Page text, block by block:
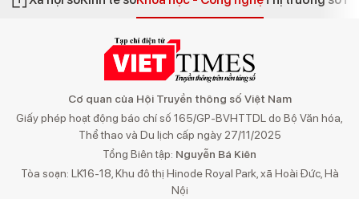
Cơ quan của Hội Truyền thông số Việt Nam
Giấy phép hoạt động báo chí số 165/GP-BVHTTDL do Bộ Văn hóa,
Thể thao và Du lịch cấp ngày 27/11/2025
Tổng Biên tập: Nguyễn Bá Kiên
Tòa soạn: LK16-18, Khu đô thị Hinode Royal Park, xã Hoài Đức, Hà
Nội